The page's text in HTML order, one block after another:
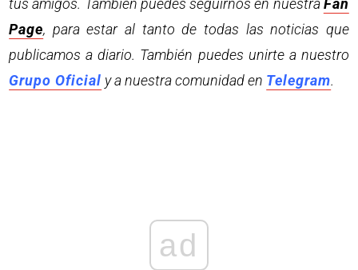
Page, para estar al tanto de todas las noticias que
publicamos a diario. También puedes unirte a nuestro
Grupo Oficial y a nuestra comunidad en Telegram.
ad